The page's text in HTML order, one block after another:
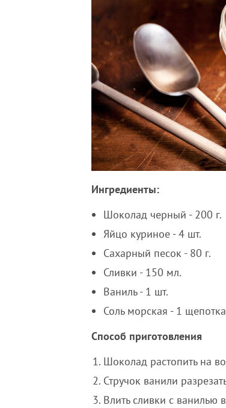
Ингредиенты:
Шоколад черный - 200 г.
Яйцо куриное - 4 шт.
Сахарный песок - 80 г.
Сливки - 150 мл.
Ваниль - 1 шт.
Соль морская - 1
Способ приготовления
Шоколад растопить на
Стручок ванили
Влить сливки с ванилью